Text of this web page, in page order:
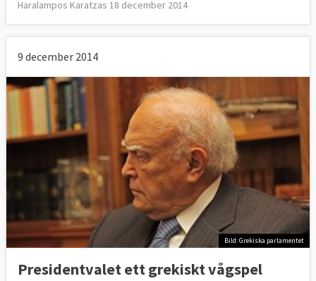
Haralampos Karatzas 18 december 2014
9 december 2014
Bild: Grekiska parlamentet
Presidentvalet ett grekiskt vågspel